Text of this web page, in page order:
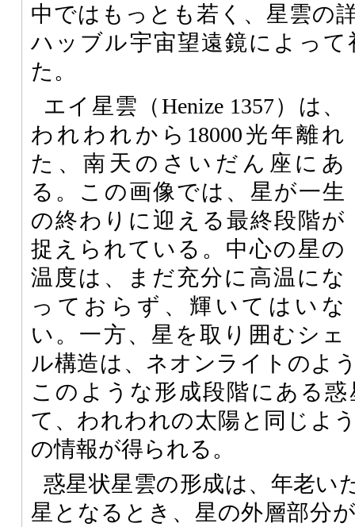
中ではもっとも若く、星雲の
ハッブル宇宙望遠鏡によっ
た。
エイ星雲（Henize 1357）は、
われわれから18000光年離れ
た、南天のさいだん座にあ
る。この画像では、星が一生
の終わりに迎える最終段階が
捉えられている。中心の星の
温度は、まだ充分に高温にな
っておらず、輝いてはいな
い。一方、星を取り囲むシェ
ル構造は、ネオンライトのよ
このような形成段階にある
て、われわれの太陽と同じよ
の情報が得られる。
惑星状星雲の形成は、年老い
星となるとき、星の外層部分